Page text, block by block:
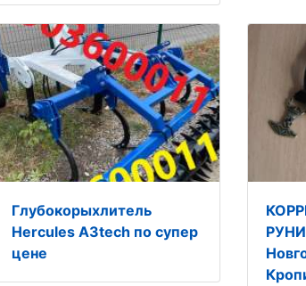
Глубокорыхлитель
Hercules A3tech по супер
цене